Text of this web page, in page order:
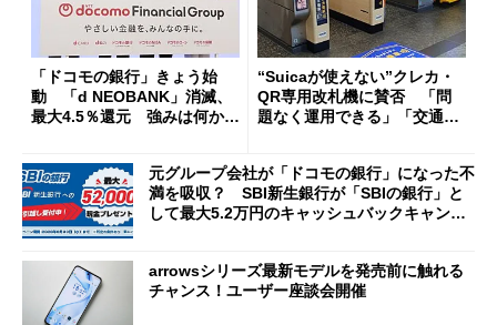
「ドコモの銀行」きょう始
動 「d NEOBANK」消滅、
最大4.5％還元 強みは何か解
“Suicaが使えない”クレカ・
QR専用改札機に賛否 「問
題なく運用できる」「交通系I
元グループ会社が「ドコモの銀行」になった不
満を吸収？ SBI新生銀行が「SBIの銀行」と
して最大5.2万円のキャッシュバックキャンペ
arrowsシリーズ最新モデルを発売前に触れる
チャンス！ユーザー座談会開催